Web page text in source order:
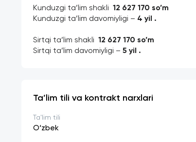
Kunduzgi ta’lim shakli 12 627 170 so’m
Kunduzgi ta’lim davomiyligi – 4 yil .
Sirtqi ta’lim shakli 12 627 170 so’m
Sirtqi ta’lim davomiyligi – 5 yil .
Ta’lim tili va kontrakt narxlari
Ta'lim tili
O‘zbek